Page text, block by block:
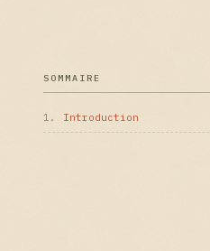
SOMMAIRE
1. Introduction